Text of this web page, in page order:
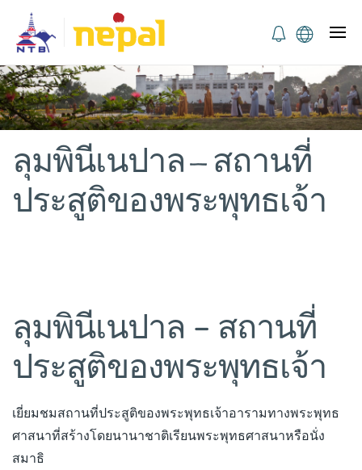
ลุมพินีเนปาล – สถานที่
ประสูติของพระพุทธเจ้า
ลุมพินีเนปาล – สถานที่
ประสูติของพระพุทธเจ้า
เยี่ยมชมสถานที่ประสูติของพระพุทธเจ้าอารามทางพระพุทธ
ศาสนาที่สร้างโดยนานาชาติเรียนพระพุทธศาสนาหรือนั่ง
สมาธิ